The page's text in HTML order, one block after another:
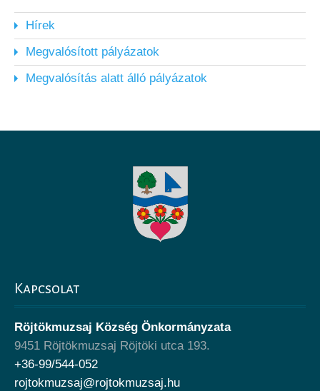
Hírek
Megvalósított pályázatok
Megvalósítás alatt álló pályázatok
Kapcsolat
Röjtökmuzsaj Község Önkormányzata
9451 Röjtökmuzsaj Röjtöki utca 193.
+36-99/544-052
rojtokmuzsaj@rojtokmuzsaj.hu